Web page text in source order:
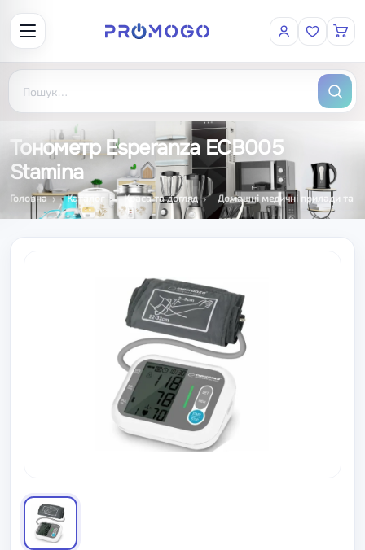
Тонометр Esperanza ECB005
Stamina
Головна Каталог Краса та догляд Домашні медичні прилади та